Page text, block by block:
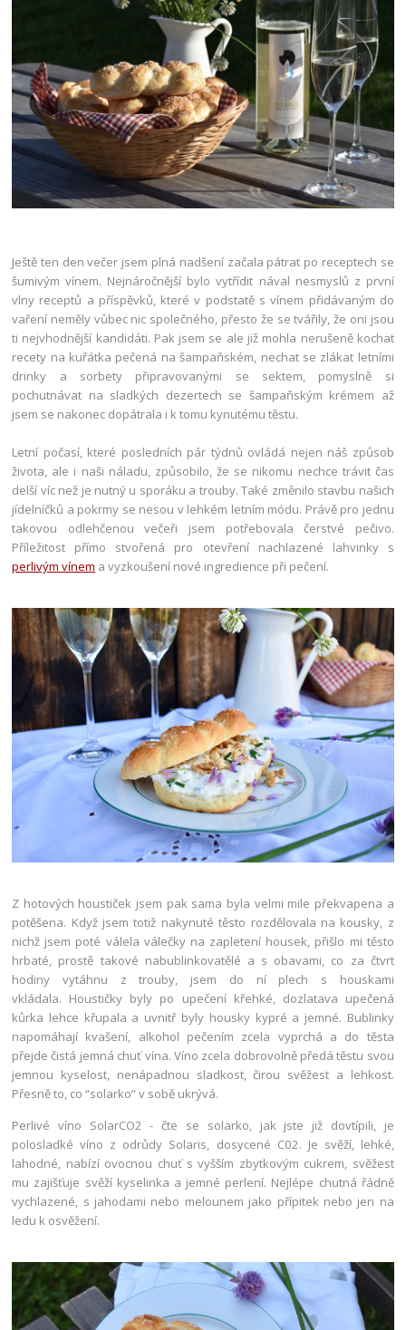
Ještě ten den večer jsem plná nadšení začala pátrat po receptech se
šumivým vínem. Nejnáročnější bylo vytřídit nával nesmyslů z první
vlny receptů a příspěvků, které v podstatě s vínem přidávaným do
vaření neměly vůbec nic společného, přesto že se tvářily, že oni jsou
ti nejvhodnější kandidáti. Pak jsem se ale již mohla nerušeně kochat
recety na kuřátka pečená na šampaňském, nechat se zlákat letními
drinky a sorbety připravovanými se sektem, pomyslně si
pochutnávat na sladkých dezertech se šampaňským krémem až
jsem se nakonec dopátrala i k tomu kynutému těstu.
Letní počasí, které posledních pár týdnů ovládá nejen náš způsob
života, ale i naši náladu, způsobilo, že se nikomu nechce trávit čas
delší víc než je nutný u sporáku a trouby. Také změnilo stavbu našich
jídelníčků a pokrmy se nesou v lehkém letním módu. Právě pro jednu
takovou odlehčenou večeři jsem potřebovala čerstvé pečivo.
Příležitost přímo stvořená pro otevření nachlazené lahvinky s
perlivým vínem a vyzkoušení nové ingredience při pečení.
Z hotových houstiček jsem pak sama byla velmi mile překvapena a
potěšena. Když jsem totiž nakynuté těsto rozdělovala na kousky, z
nichž jsem poté válela válečky na zapletení housek, přišlo mi těsto
hrbaté, prostě takové nabublinkovatělé a s obavami, co za čtvrt
hodiny vytáhnu z trouby, jsem do ní plech s houskami
vkládala. Houstičky byly po upečení křehké, dozlatava upečená
kůrka lehce křupala a uvnitř byly housky kypré a jemné. Bublinky
napomáhají kvašení, alkohol pečením zcela vyprchá a do těsta
přejde čistá jemná chuť vína. Víno zcela dobrovolně předá těstu svou
jemnou kyselost, nenápadnou sladkost, čirou svěžest a lehkost.
Přesně to, co “solarko” v sobě ukrývá.
Perlivé víno SolarCO2 - čte se solarko, jak jste již dovtípili, je
polosladké víno z odrůdy Solaris, dosycené C02. Je svěží, lehké,
lahodné, nabízí ovocnou chuť s vyšším zbytkovým cukrem, svěžest
mu zajišťuje svěží kyselinka a jemné perlení. Nejlépe chutná řádně
vychlazené, s jahodami nebo melounem jako přípitek nebo jen na
ledu k osvěžení.